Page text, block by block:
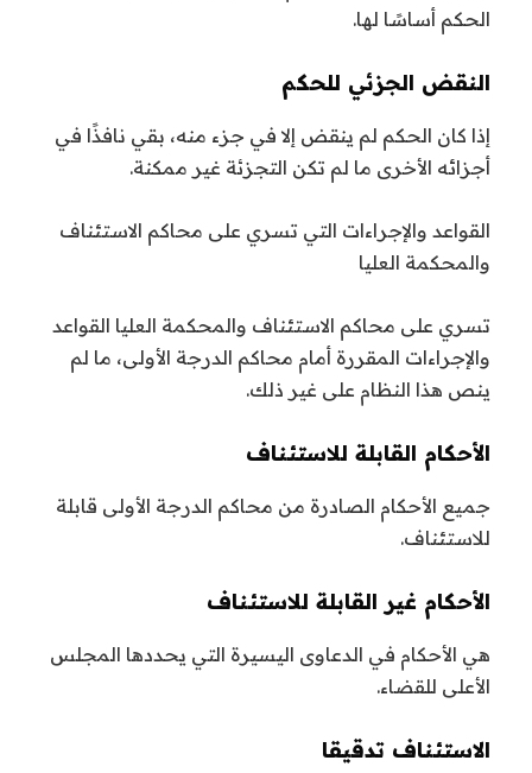
الحكم أساسًا لها.
النقض الجزئي للحكم
إذا كان الحكم لم ينقض إلا في جزء منه، بقي نافذًا في
أجزائه الأخرى ما لم تكن التجزئة غير ممكنة.
القواعد والإجراءات التي تسري على محاكم الاستئناف
والمحكمة العليا
تسري على محاكم الاستئناف والمحكمة العليا القواعد
والإجراءات المقررة أمام محاكم الدرجة الأولى، ما لم
ينص هذا النظام على غير ذلك.
الأحكام القابلة للاستئناف
جميع الأحكام الصادرة من محاكم الدرجة الأولى قابلة
للاستئناف.
الأحكام غير القابلة للاستئناف
هي الأحكام في الدعاوى اليسيرة التي يحددها المجلس
الأعلى للقضاء.
الاستئناف تدقيقا